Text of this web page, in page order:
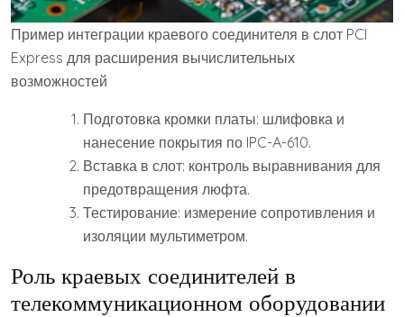
Пример интеграции краевого соединителя в слот PCI
Express для расширения вычислительных
возможностей
Подготовка кромки платы: шлифовка и
нанесение покрытия по IPC-A-610.
Вставка в слот: контроль выравнивания для
предотвращения люфта.
Тестирование: измерение сопротивления и
изоляции мультиметром.
Роль краевых соединителей в
телекоммуникационном оборудовании